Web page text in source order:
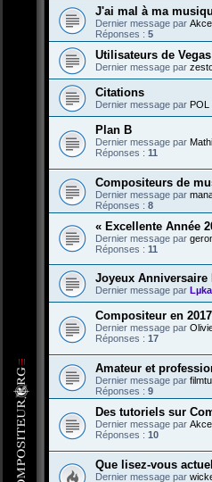
J'ai mal à ma
Dernier message par
Réponses : 5
Utilisateurs de
Dernier message par
Citations
Dernier message par POL
Plan B
Dernier message par
Réponses : 11
Compositeurs de
Dernier message par
Réponses : 8
« Excellente Année
Dernier message par
Réponses : 11
Joyeux Anniversaire
Dernier message par
Compositeur en 2017
Dernier message par
Réponses : 17
Amateur et
Dernier message par
Réponses : 9
Des tutoriels sur
Dernier message par
Réponses : 10
Que lisez-vous
Dernier message par